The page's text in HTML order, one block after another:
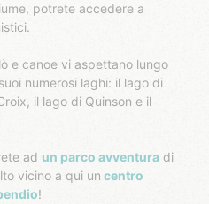
potrete accedere a
e canoe vi aspettano lungo
numerosi laghi: il lago di
il lago di Quinson e il
ad un parco avventura di
vicino a qui un centro
!